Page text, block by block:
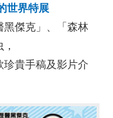
世界特展
傑克」、「森林
貴手稿及影片介